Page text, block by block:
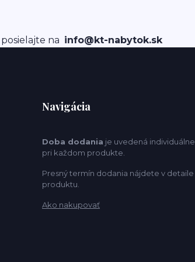
na info@kt-nabytok.sk
Navigácia
Doba dodania je uvedená individuálne
pri každom produkte.
Presný termín dodania nájdete v detaile
produktu.
Ako nakupovať